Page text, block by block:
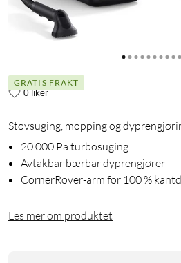
GRATIS FRAKT
0 liker
Støvsuging, mopping og
20 000 Pa turbosuging
Avtakbar bærbar dyprengjører
CornerRover-arm for 100 %
Les mer om produktet